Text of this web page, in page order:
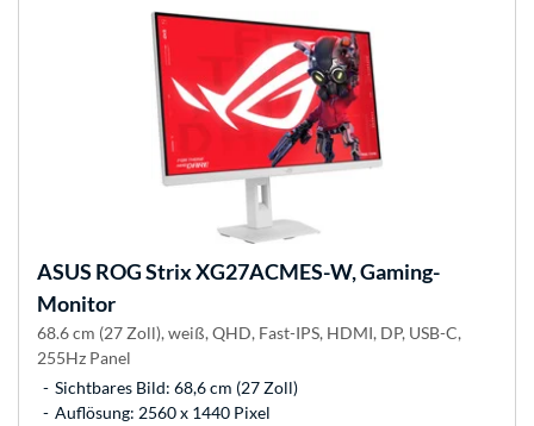
ASUS ROG Strix XG27ACMES-W, Gaming-
Monitor
68.6 cm (27 Zoll), weiß, QHD, Fast-IPS, HDMI, DP, USB-C,
255Hz Panel
Sichtbares Bild: 68,6 cm (27 Zoll)
Auflösung: 2560 x 1440 Pixel